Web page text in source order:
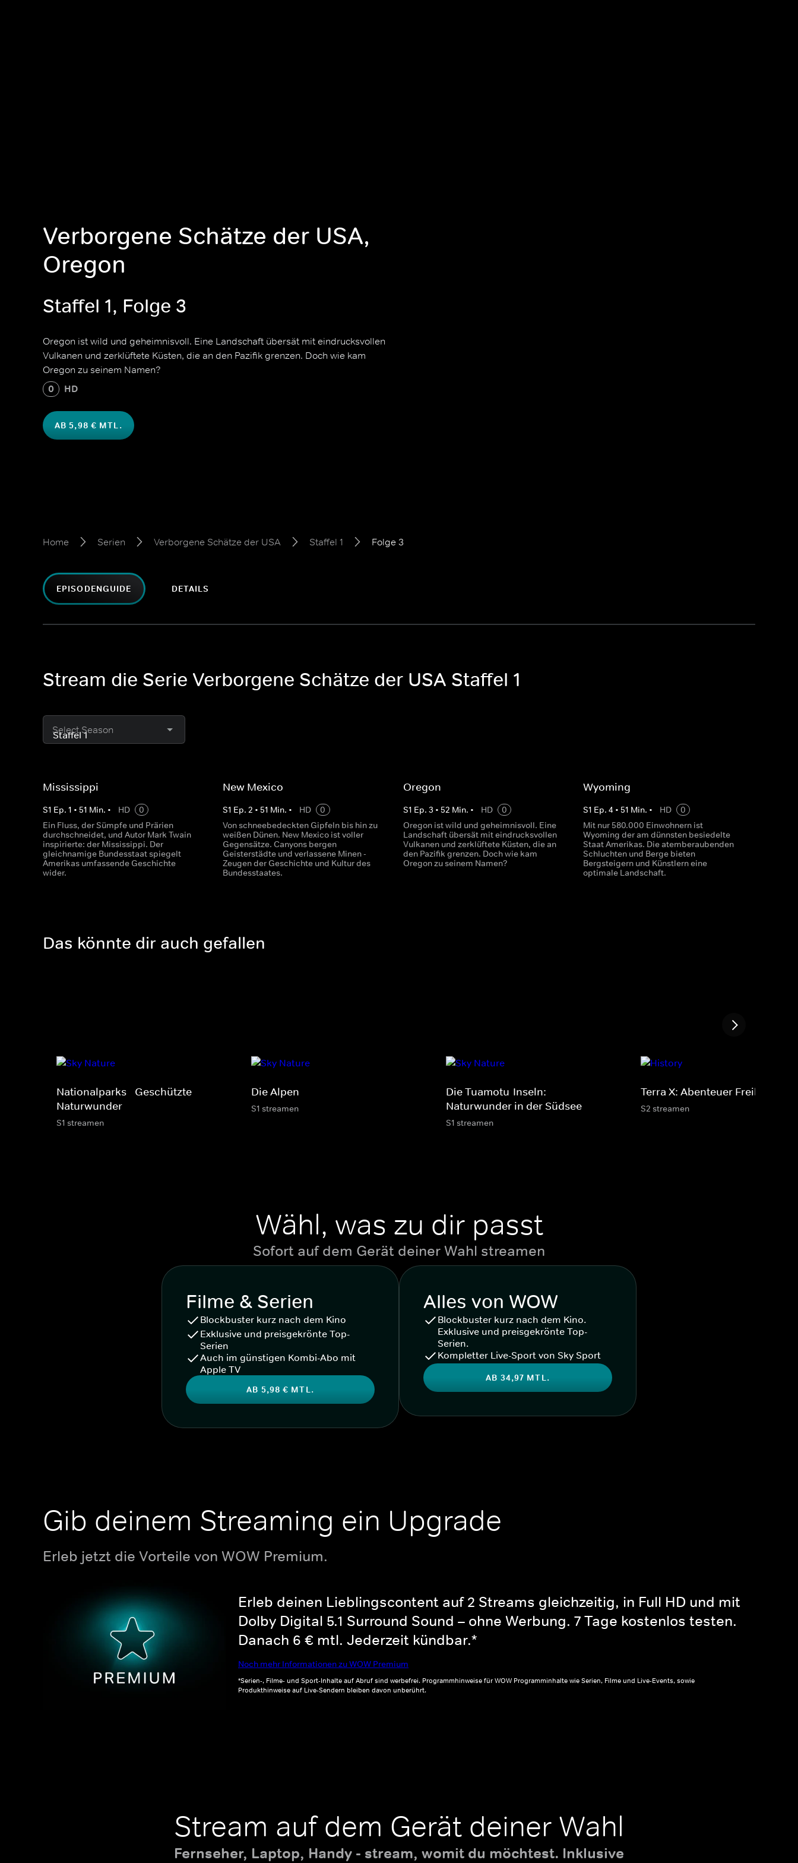
Verborgene Schätze der USA,
Oregon
Staffel 1, Folge 3
Oregon ist wild und geheimnisvoll. Eine Landschaft übersät mit eindrucksvollen
Vulkanen und zerklüftete Küsten, die an den Pazifik grenzen. Doch wie kam
Oregon zu seinem Namen?
0 HD
AB 5,98 € MTL.
Home Serien Verborgene Schätze der USA Staffel 1 Folge 3
EPISODENGUIDE DETAILS
Stream die Serie Verborgene Schätze der USA Staffel 1
Select Season
Mississippi
S1 Ep. 1 • 51 Min. • HD
0
Ein Fluss, der Sümpfe und Prärien
durchschneidet, und Autor Mark Twain
inspirierte: der Mississippi. Der
gleichnamige Bundesstaat spiegelt
Amerikas umfassende Geschichte
wider.
New Mexico
S1 Ep.2 • 51 Min. • HD
0
Von schneebedeckten Gipfeln bis hin zu
weißen Dünen. New Mexico ist voller
Gegensätze. Canyons bergen
Geisterstädte und verlassene Minen -
Zeugen der Geschichte und Kultur des
Bundesstaates.
Oregon
S1 Ep. 3 • 52 Min. • HD
0
Oregon ist wild und geheimnisvoll. Eine
Landschaft übersät mit eindrucksvollen
Vulkanen und zerklüftete Küsten, die an
den Pazifik grenzen. Doch wie kam
Oregon zu seinem Namen?
Wyoming
S1 Ep. 4 • 51 Min. • HD
0
Mit nur 580.000 Einwohnern ist
Wyoming der am dünnsten besiedelte
Staat Amerikas. Die atemberaubenden
Schluchten und Berge bieten
Bergsteigern und Künstlern eine
optimale Landschaft.
Das könnte dir auch gefallen
Nationalparks - Geschützte
Naturwunder
S1 streamen
Die Alpen
S1 streamen
Die Tuamotu-Inseln:
Naturwunder in der Südsee
S1 streamen
Terra X: Abenteuer Freiheit
S2 streamen
Wähl, was zu dir passt
Sofort auf dem Gerät deiner Wahl streamen
Filme & Serien
Blockbuster kurz nach dem Kino
Exklusive und preisgekrönte Top-
Serien
Auch im günstigen Kombi-Abo mit
Apple TV
AB 5,98 € MTL.
Alles von WOW
Blockbuster kurz nach dem Kino.
Exklusive und preisgekrönte Top-
Serien.
Kompletter Live-Sport von Sky Sport
AB 34,97 MTL.
Gib deinem Streaming ein Upgrade
Erleb jetzt die Vorteile von WOW Premium.
Erleb deinen Lieblingscontent auf 2 Streams gleichzeitig, in Full HD und mit
Dolby Digital 5.1 Surround Sound – ohne Werbung. 7 Tage kostenlos testen.
Danach 6 € mtl. Jederzeit kündbar.*
Noch mehr Informationen zu WOW Premium
*Serien-, Filme- und Sport-Inhalte auf Abruf sind werbefrei. Programmhinweise für WOW Programminhalte wie Serien, Filme und Live-Events, sowie
Produkthinweise auf Live-Sendern bleiben davon unberührt.
Stream auf dem Gerät deiner Wahl
Fernseher, Laptop, Handy - stream, womit du möchtest. Inklusive